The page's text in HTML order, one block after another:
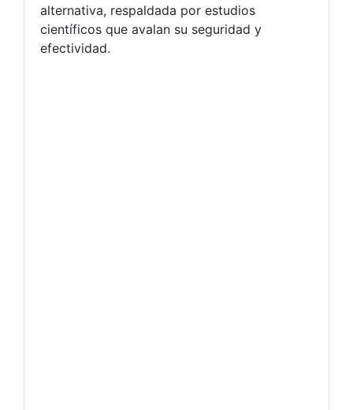
alternativa, respaldada por estudios
científicos que avalan su seguridad y
efectividad.